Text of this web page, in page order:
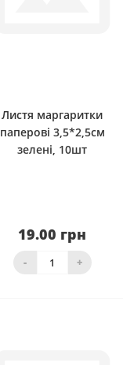
Листя маргаритки
паперові 3,5*2,5см
зелені, 10шт
19.00 грн
- +
Нема в наявності